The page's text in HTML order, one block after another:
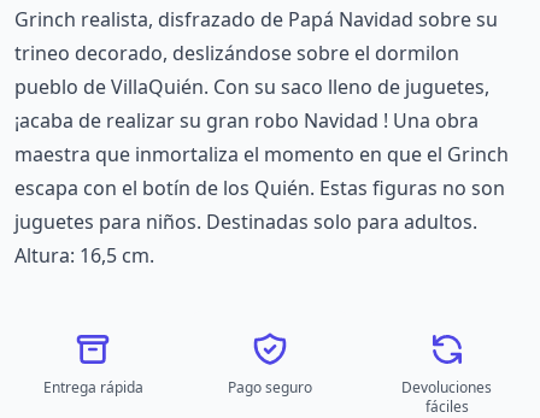
Grinch realista, disfrazado de Papá Navidad sobre su
trineo decorado, deslizándose sobre el dormilon
pueblo de VillaQuién. Con su saco lleno de juguetes,
¡acaba de realizar su gran robo Navidad ! Una obra
maestra que inmortaliza el momento en que el Grinch
escapa con el botín de los Quién. Estas figuras no son
juguetes para niños. Destinadas solo para adultos.
Altura: 16,5 cm.
Entrega rápida Pago seguro
Devoluciones
fáciles